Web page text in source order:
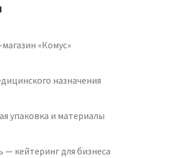
«Комус»
назначения
упаковка и материалы
— кейтеринг для бизнеса